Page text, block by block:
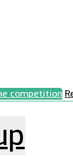
competition